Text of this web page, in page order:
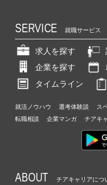
SERVICE 就職サービス
求人を探す
企業を探す
タイムライン
就活ノウハウ 選考体験談 ス
転職相談
企業マンガ チアキ
ABOUT チアキャリアにつ